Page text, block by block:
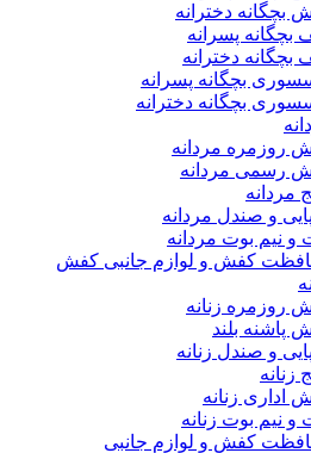
بچگانه دخترانه
بچگانه پسرانه
بچگانه دخترانه
بچگانه پسرانه
بچگانه دخترانه
روزمره مردانه
رسمی مردانه
مردانه
و صندل مردانه
و نیم بوت مردانه
کفش و لوازم جانبی کفش
روزمره زنانه
پاشنه بلند
و صندل زنانه
زنانه
اداری زنانه
و نیم بوت زنانه
کفش و لوازم جانبی